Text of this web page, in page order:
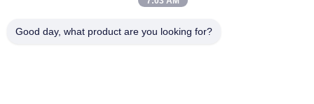
गोपनीयता नीति|साइटमैप
Good day, what product are you looking for?